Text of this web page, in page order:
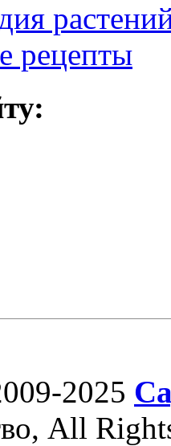
рецепты
2025
All